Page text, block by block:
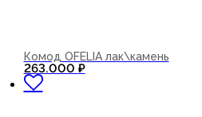
Комод OFELIA лак\камень
263.000 ₽